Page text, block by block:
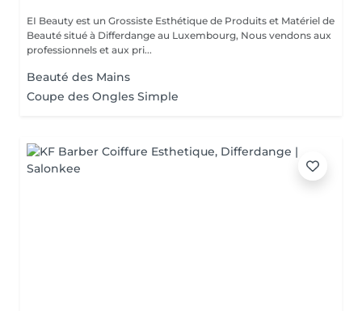
EI Beauty est un Grossiste Esthétique de Produits et Matériel de
Beauté situé à Differdange au Luxembourg, Nous vendons aux
professionnels et aux pri...
Beauté des Mains
Coupe des Ongles Simple